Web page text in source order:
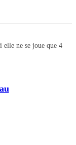
elle ne se joue que 4